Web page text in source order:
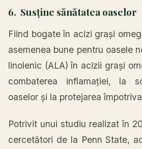
6. Susține sănătatea oaselor
Fiind bogate în acizi grași
asemenea bune pentru oasele
linolenic (ALA) în acizii grași
combaterea inflamației, la
oaselor și la protejarea
Potrivit unui studiu realizat în
cercetători de la Penn State,